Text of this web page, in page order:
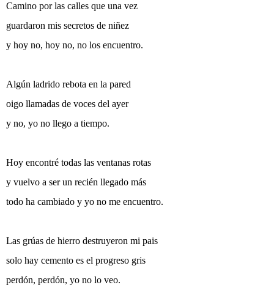
Camino por las calles que una vez
guardaron mis secretos de niñez
y hoy no, hoy no, no los encuentro.
Algún ladrido rebota en la pared
oigo llamadas de voces del ayer
y no, yo no llego a tiempo.
Hoy encontré todas las ventanas rotas
y vuelvo a ser un recién llegado más
todo ha cambiado y yo no me encuentro.
Las grúas de hierro destruyeron mi pais
solo hay cemento es el progreso gris
perdón, perdón, yo no lo veo.